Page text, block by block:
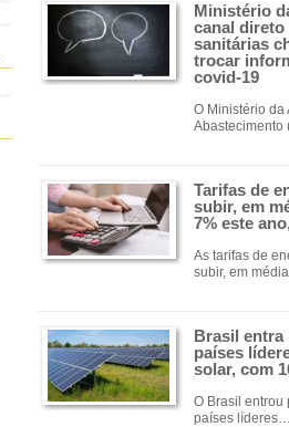
Ministério
canal
sanitárias
trocar
covid-19
O Ministério da
Tarifas de
subir, em
7% este
As tarifas de
subir, em
Brasil entra
países
solar, com
O Brasil entrou
países